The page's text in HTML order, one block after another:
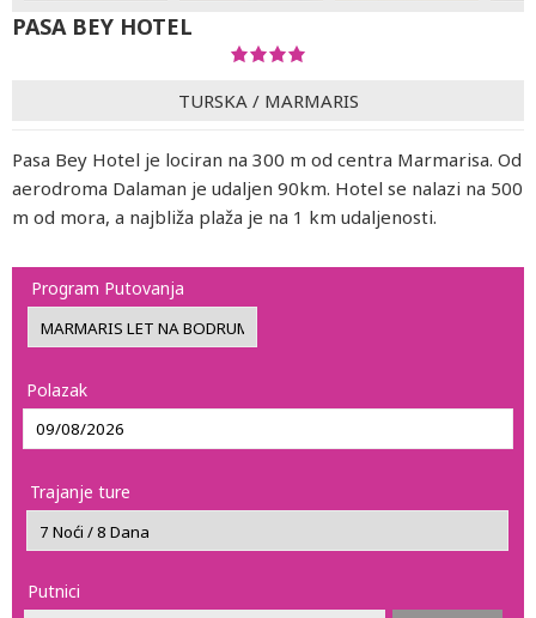
PASA BEY HOTEL
TURSKA / MARMARIS
Pasa Bey Hotel je lociran na 300 m od centra Marmarisa. Od
aerodroma Dalaman je udaljen 90km. Hotel se nalazi na 500
m od mora, a najbliža plaža je na 1 km udaljenosti.
Program Putovanja
Polazak
Trajanje ture
Putnici